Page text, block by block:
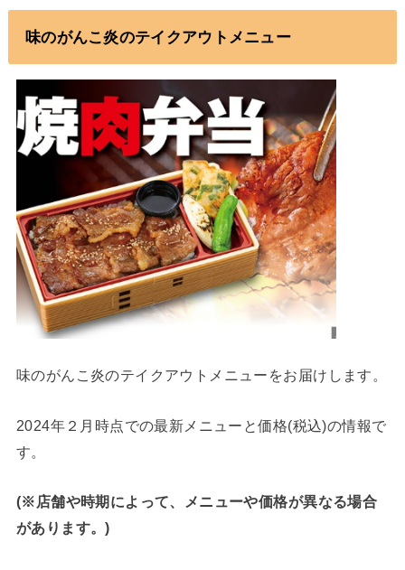
味のがんこ炎のテイクアウトメニュー
味のがんこ炎のテイクアウトメニューをお届けします。
2024年２月時点での最新メニューと価格(税込)の情報で
す。
(※店舗や時期によって、メニューや価格が異なる場合
があります。)